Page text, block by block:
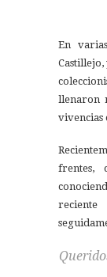
En
llenaron
vivencias
frentes,
reciente